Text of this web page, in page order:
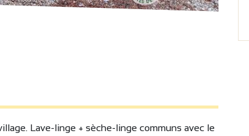
Lave-linge + sèche-linge communs avec le